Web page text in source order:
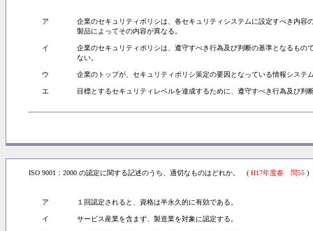
ア
企業のセキュリティポリシは、各セキュリティシステムに設定すべき内容
製品によってその内容が異なる。
イ
企業のセキュリティポリシは、遵守すべき行為及び判断の基準となるもの
ない。
ウ 企業のトップが、セキュリティポリシ策定の要因となっている情報システ
エ 目標とするセキュリティレベルを達成するために、遵守すべき行為及び判
ISO 9001：2000 の認定に関する記述のうち、適切なものはどれか。 ( H17年度春 問55 )
ア １回認定されると、資格は半永久的に有効である。
イ サービス産業を含まず、製造業を対象に認定する。